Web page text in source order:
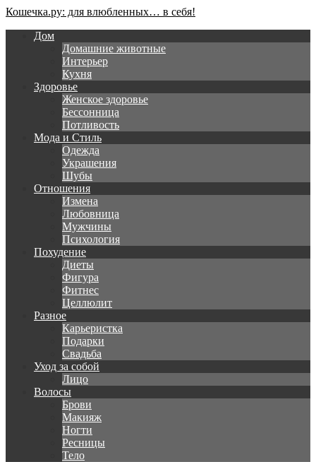
Кошечка.ру: для влюбленных… в себя!
Дом
Домашние животные
Интерьер
Кухня
Здоровье
Женское здоровье
Бессонница
Потливость
Мода и Стиль
Одежда
Украшения
Шубы
Отношения
Измена
Любовница
Мужчины
Психология
Похудение
Диеты
Фигура
Фитнес
Целлюлит
Разное
Карьеристка
Подарки
Свадьба
Уход за собой
Лицо
Волосы
Брови
Макияж
Ногти
Ресницы
Тело